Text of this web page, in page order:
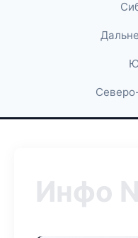
Инфо